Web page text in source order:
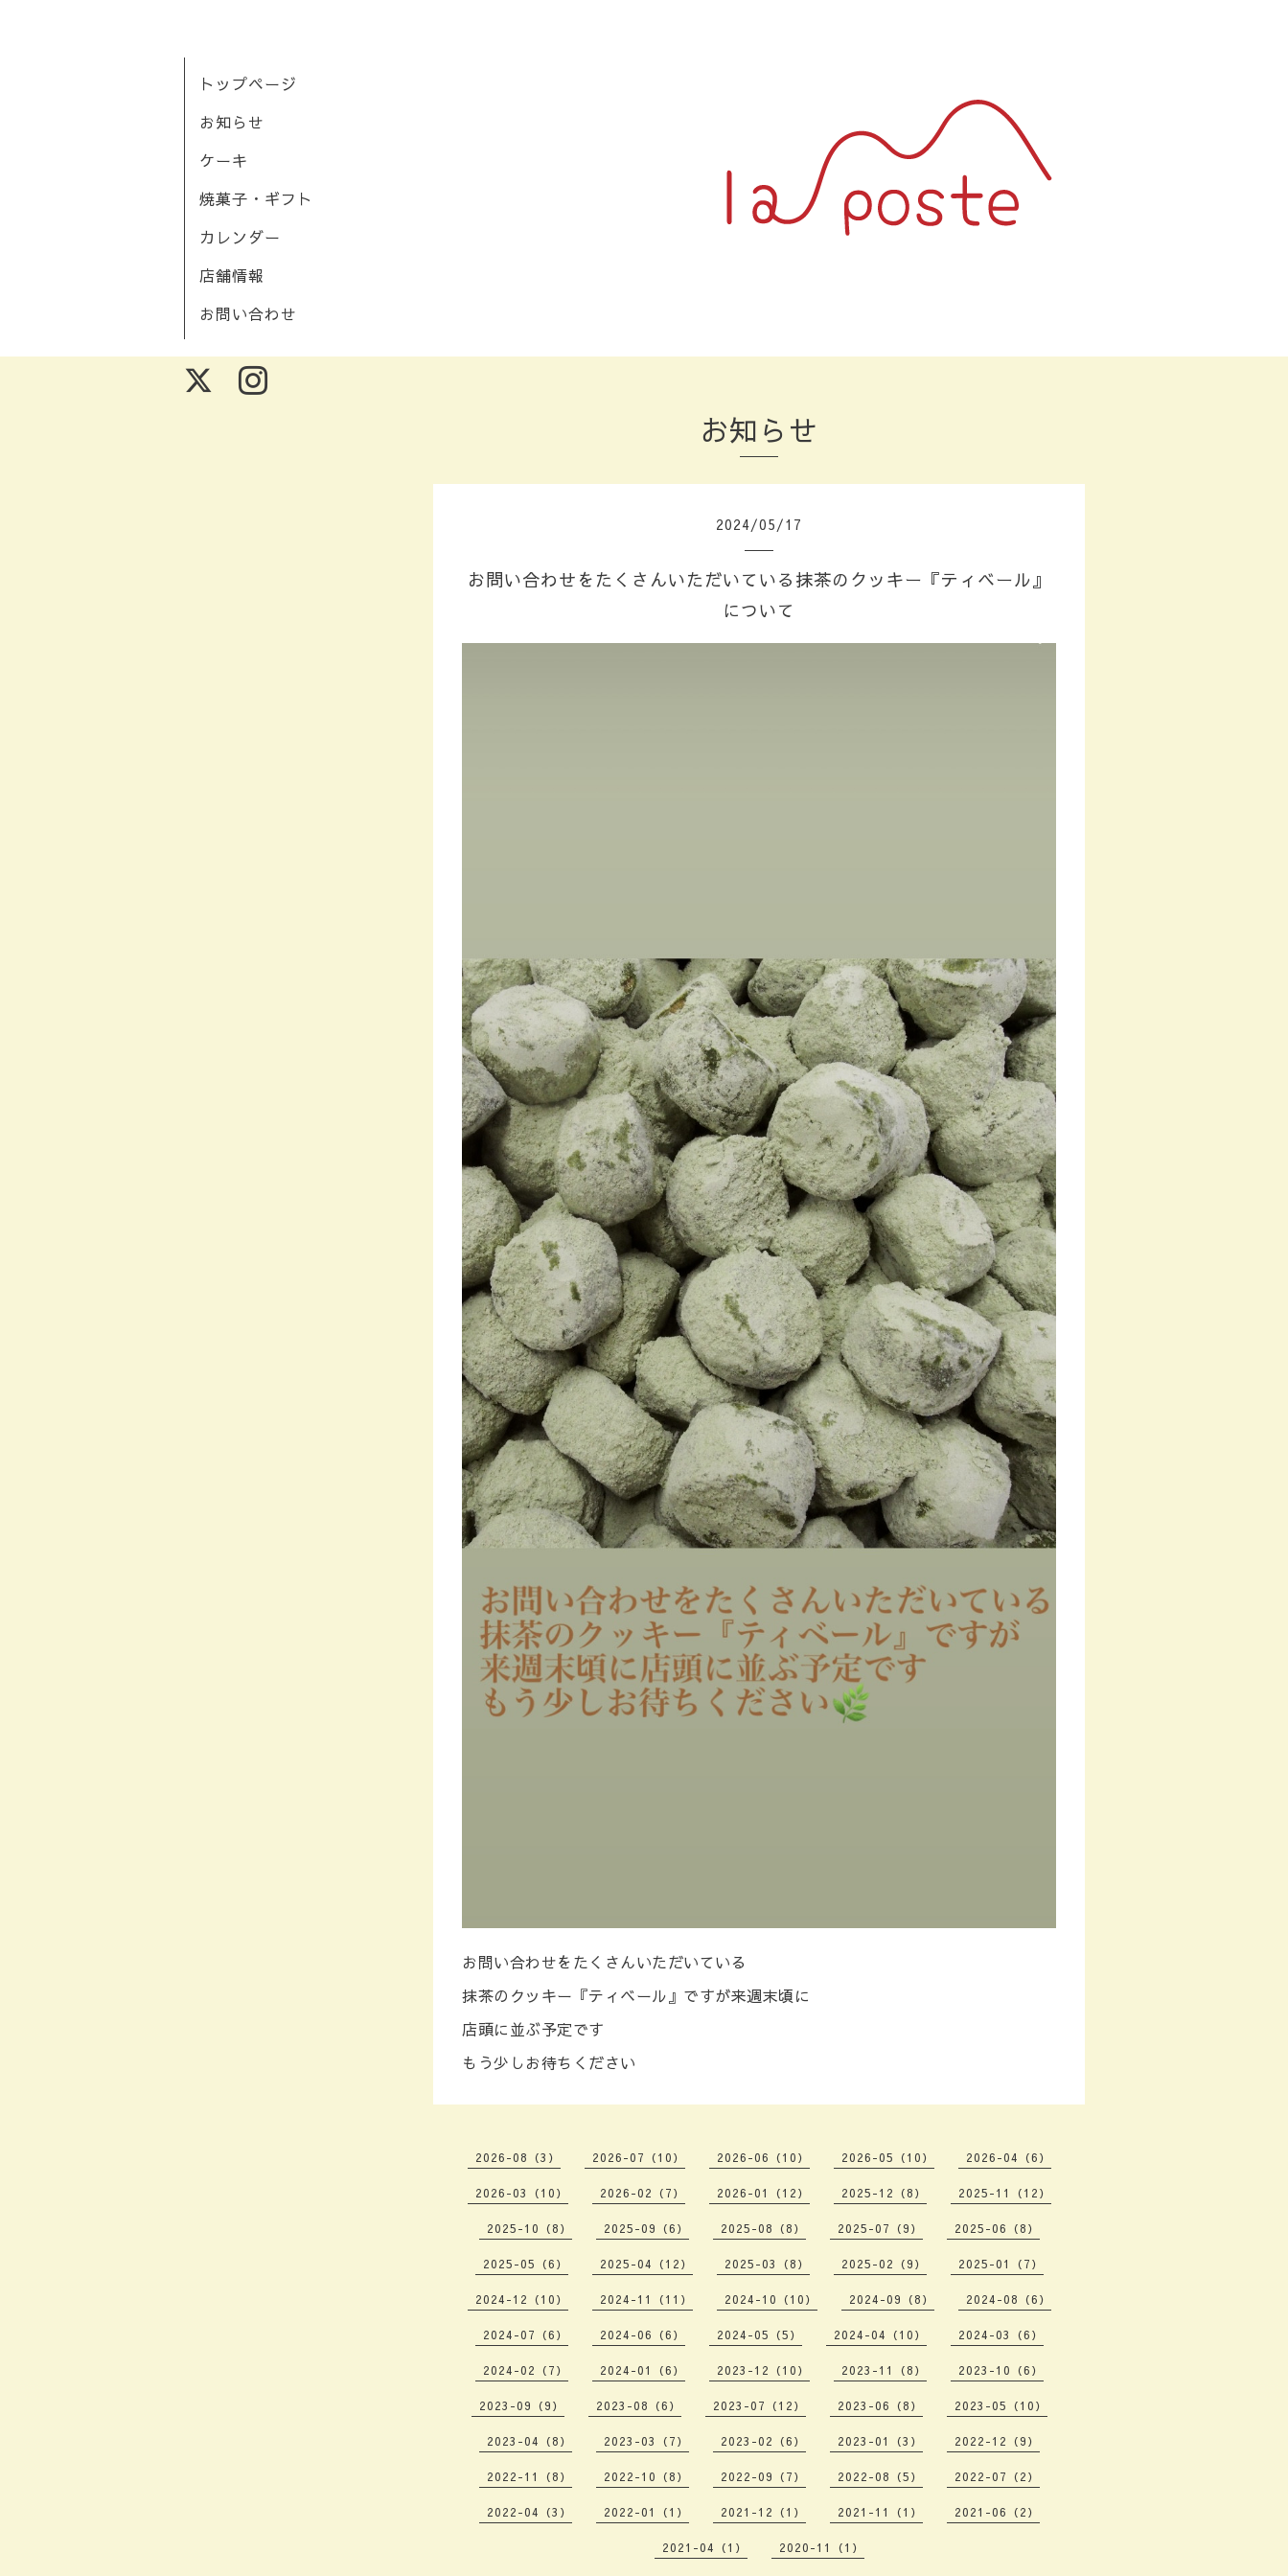
トップページ
お知らせ
ケーキ
焼菓子・ギフト
カレンダー
店舗情報
お問い合わせ
お知らせ
2024/05/17
お問い合わせをたくさんいただいている抹茶のクッキー『ティベール』
について
お問い合わせをたくさんいただいている
抹茶のクッキー『ティベール』ですが来週末頃に
店頭に並ぶ予定です
もう少しお待ちください
2026-08（3） 2026-07（10） 2026-06（10） 2026-05（10） 2026-04（6）
2026-03（10） 2026-02（7） 2026-01（12） 2025-12（8） 2025-11（12）
2025-10（8） 2025-09（6） 2025-08（8） 2025-07（9） 2025-06（8）
2025-05（6） 2025-04（12） 2025-03（8） 2025-02（9） 2025-01（7）
2024-12（10） 2024-11（11） 2024-10（10） 2024-09（8） 2024-08（6）
2024-07（6） 2024-06（6） 2024-05（5） 2024-04（10） 2024-03（6）
2024-02（7） 2024-01（6） 2023-12（10） 2023-11（8） 2023-10（6）
2023-09（9） 2023-08（6） 2023-07（12） 2023-06（8） 2023-05（10）
2023-04（8） 2023-03（7） 2023-02（6） 2023-01（3） 2022-12（9）
2022-11（8） 2022-10（8） 2022-09（7） 2022-08（5） 2022-07（2）
2022-04（3） 2022-01（1） 2021-12（1） 2021-11（1） 2021-06（2）
2021-04（1） 2020-11（1）